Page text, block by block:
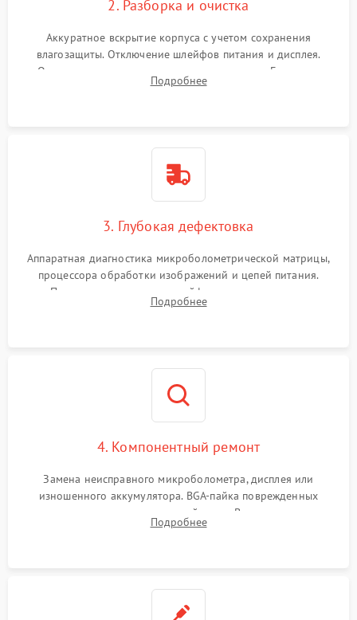
2. Разборка и очистка
Аккуратное вскрытие корпуса с учетом сохранения
влагозащиты. Отключение шлейфов питания и дисплея.
Очистка внутренних плат от окислов и пыли. Бережная
обработка германиевого объектива специализированными
Подробнее
3. Глубокая дефектовка
Аппаратная диагностика микроболометрической матрицы,
процессора обработки изображений и цепей питания.
Проверка целостности шлейфов, модуля памяти и
интерфейсов связи. Выявление сгоревших SMD-компонентов
Подробнее
4. Компонентный ремонт
Замена неисправного микроболометра, дисплея или
изношенного аккумулятора. BGA-пайка поврежденных
контроллеров на материнской плате. Восстановление
разъемов и кнопок, замена поврежденных элементов
Подробнее